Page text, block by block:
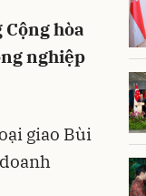
hòa
nghiệp
giao Bùi